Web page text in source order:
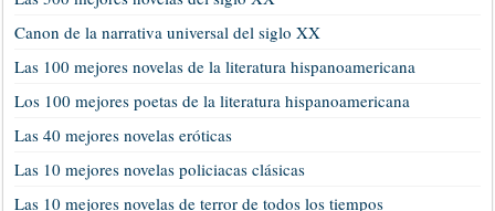
Canon de la narrativa universal del siglo XX
Las 100 mejores novelas de la literatura hispanoamericana
Los 100 mejores poetas de la literatura hispanoamericana
Las 40 mejores novelas eróticas
Las 10 mejores novelas policiacas clásicas
Las 10 mejores novelas de terror de todos los tiempos